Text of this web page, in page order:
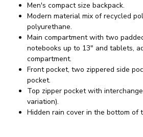
Men's compact size backpack.
Modern material mix of recycled
polyurethane.
Main compartment with two
notebooks up to 13" and tablets,
compartment.
Front pocket, two zippered side
pocket.
Top zipper pocket with
variation).
Hidden rain cover in the bottom of